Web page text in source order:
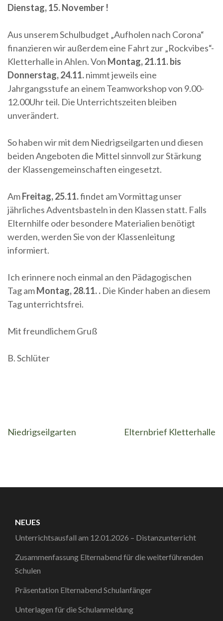
Dienstag, 15. November !
Aus unserem Schulbudget „Aufholen nach Corona“
finanzieren wir außerdem eine Fahrt zur „Rockvibes“-
Kletterhalle in Ahlen. Von Montag,21.11. bis
Donnerstag, 24.11.nimmt jeweils eine
Jahrgangsstufe an einem Teamworkshop von 9.00-
12.00Uhr teil. Die Unterrichtszeiten bleiben
unverändert.
So haben wir mit dem Niedrigseilgarten und diesen
beiden Angeboten die Mittel sinnvoll zur Stärkung
der Klassengemeinschaften eingesetzt.
AmFreitag, 25.11.findet am Vormittag unser
jährliches Adventsbasteln in den Klassen statt. Falls
Elternhilfe oder besondere Materialien benötigt
werden, werden Sie von der Klassenleitung
informiert.
Ich erinnere noch einmal an den Pädagogischen
Tag amMontag, 28.11. . Die Kinder haben an diesem
Tag unterrichtsfrei.
Mit freundlichem Gruß
B. Schlüter
Beitragsnavigation
Niedrigseilgarten Elternbrief Kletterhalle
NEUES
Unterrichtsausfall am 12.01.2026 – Distanzunterricht
Zusammenfassung Elternabend für die weiterführenden
Schulen
Präsentation Elternabend Schulanfänger
Unterlagen für die Schulanmeldung